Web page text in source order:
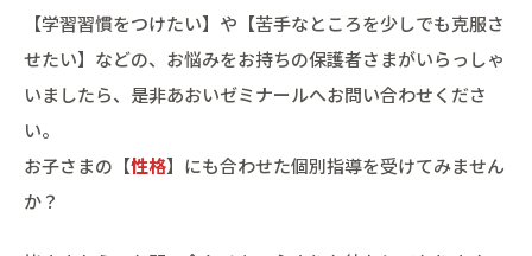
【学習習慣をつけたい】や【苦手なところを少しでも克服さ
せたい】などの、お悩みをお持ちの保護者さまがいらっしゃ
いましたら、是非あおいゼミナールへお問い合わせくださ
い。
お子さまの【性格】にも合わせた個別指導を受けてみません
か？